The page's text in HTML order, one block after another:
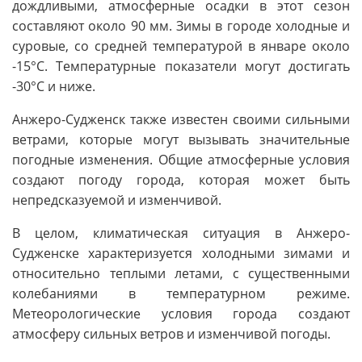
дождливыми, атмосферные осадки в этот сезон
составляют около 90 мм. Зимы в городе холодные и
суровые, со средней температурой в январе около
-15°C. Температурные показатели могут достигать
-30°C и ниже.
Анжеро-Судженск также известен своими сильными
ветрами, которые могут вызывать значительные
погодные изменения. Общие атмосферные условия
создают погоду города, которая может быть
непредсказуемой и изменчивой.
В целом, климатическая ситуация в Анжеро-
Судженске характеризуется холодными зимами и
относительно теплыми летами, с существенными
колебаниями в температурном режиме.
Метеорологические условия города создают
атмосферу сильных ветров и изменчивой погоды.